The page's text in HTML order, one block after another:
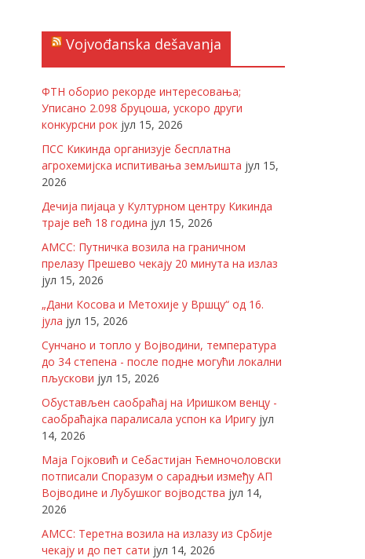
Vojvođanska dešavanja
ФТН оборио рекорде интересовања;
Уписано 2.098 бруцоша, ускоро други
конкурсни рок јул 15, 2026
ПСС Кикинда организује бесплатна
агрохемијска испитивања земљишта јул 15,
2026
Дечија пијаца у Културном центру Кикинда
траје већ 18 година јул 15, 2026
АМСС: Путничка возила на граничном
прелазу Прешево чекају 20 минута на излаз
јул 15, 2026
„Дани Косова и Метохије у Вршцу“ од 16.
јула јул 15, 2026
Сунчано и топло у Војводини, температура
до 34 степена - после подне могући локални
пљускови јул 15, 2026
Обустављен саобраћај на Иришком венцу -
саобраћајка паралисала успон ка Иригу јул
14, 2026
Маја Гојковић и Себастијан Ћемночоловски
потписали Споразум о сарадњи између АП
Војводине и Лубушког војводства јул 14,
2026
АМСС: Теретна возила на излазу из Србије
чекају и до пет сати јул 14, 2026